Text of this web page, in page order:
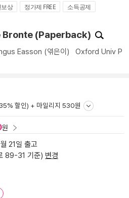
상 정가제 FREE
소득공제
(Paperback)
Easson (엮은이) Oxford Univ P
할인) + 마일리지 530원
원
21일 출고
89-31 기준) 변경